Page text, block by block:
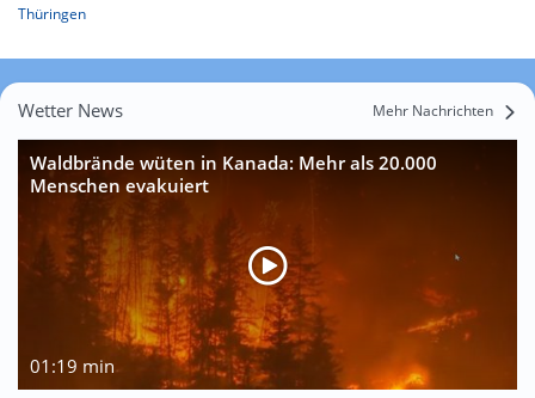
Thüringen
Wetter News Mehr Nachrichten
Waldbrände wüten in Kanada: Mehr als 20.000
Menschen evakuiert
01:19 min